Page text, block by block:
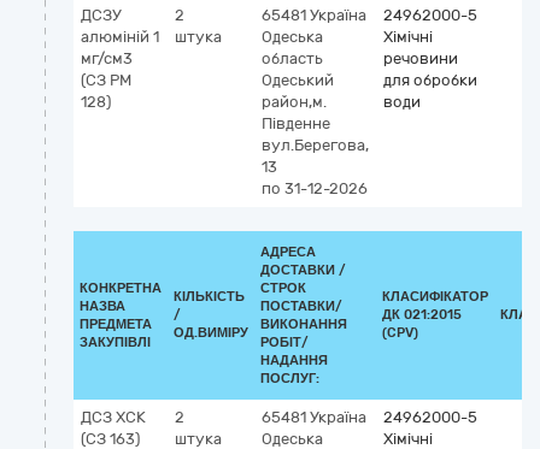
ДСЗУ
алюміній 1
мг/см3
(СЗ РМ
128)
2
штука
65481 Україна
Одеська
область
Одеський
район,м.
Південне
вул.Берегова,
13
по 31-12-2026
24962000-5
Хімічні
речовини
для обробки
води
КОНКРЕТНА
НАЗВА
ПРЕДМЕТА
ЗАКУПІВЛІ
КІЛЬКІСТЬ
/
ОД.ВИМІРУ
АДРЕСА
ДОСТАВКИ /
СТРОК
ПОСТАВКИ/
ВИКОНАННЯ
РОБІТ/
НАДАННЯ
ПОСЛУГ:
КЛАСИФІКАТОР
ДК 021:2015
(CPV)
ДСЗ ХСК
(СЗ 163)
2
штука
65481 Україна
Одеська
24962000-5
Хімічні